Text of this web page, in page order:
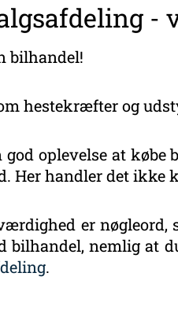
-
bilhandel!
hestekræfter og
oplevelse at købe
Her handler det ikke
er nøgleord,
bilhandel, nemlig
.